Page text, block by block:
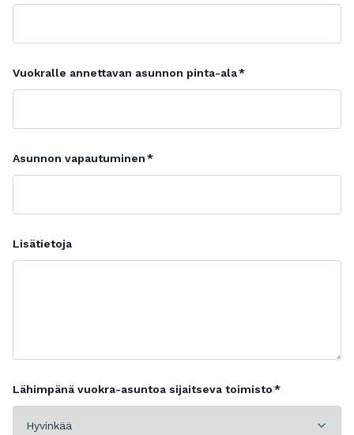
Vuokralle annettavan asunnon pinta-ala
Asunnon vapautuminen
Lisätietoja
Lähimpänä vuokra-asuntoa sijaitseva toimisto